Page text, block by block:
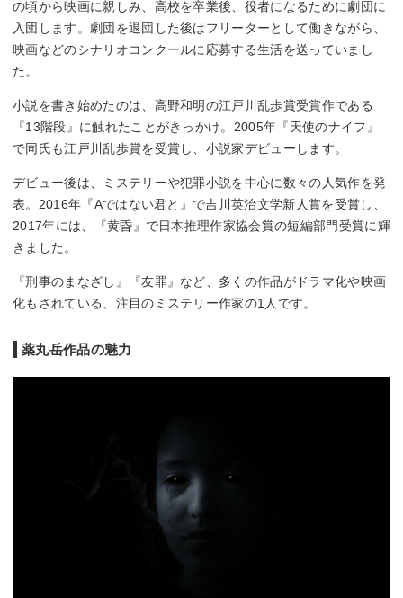
の頃から映画に親しみ、高校を卒業後、役者になるために劇団に
入団します。劇団を退団した後はフリーターとして働きながら、
映画などのシナリオコンクールに応募する生活を送っていまし
た。
小説を書き始めたのは、高野和明の江戸川乱歩賞受賞作である
『13階段』に触れたことがきっかけ。2005年『天使のナイフ』
で同氏も江戸川乱歩賞を受賞し、小説家デビューします。
デビュー後は、ミステリーや犯罪小説を中心に数々の人気作を発
表。2016年『Aではない君と』で吉川英治文学新人賞を受賞し、
2017年には、『黄昏』で日本推理作家協会賞の短編部門受賞に輝
きました。
『刑事のまなざし』『友罪』など、多くの作品がドラマ化や映画
化もされている、注目のミステリー作家の1人です。
薬丸岳作品の魅力